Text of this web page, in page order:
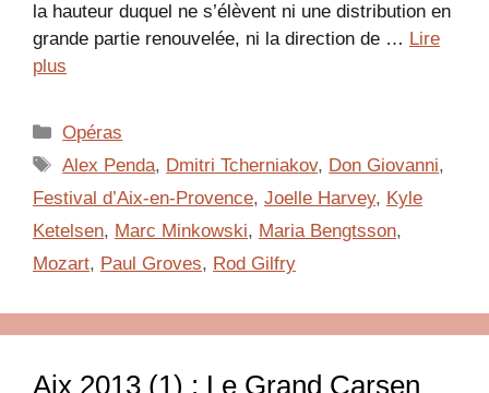
la hauteur duquel ne s’élèvent ni une distribution en
grande partie renouvelée, ni la direction de … Lire
plus
Catégories
Opéras
Étiquettes
Alex Penda, Dmitri Tcherniakov, Don Giovanni,
Festival d’Aix-en-Provence, Joelle Harvey, Kyle
Ketelsen, Marc Minkowski, Maria Bengtsson,
Mozart, Paul Groves, Rod Gilfry
Aix 2013 (1) : Le Grand Carsen